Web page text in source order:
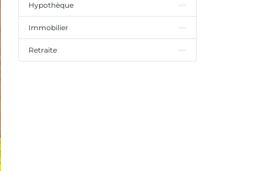
Hypothèque
Immobilier
Retraite